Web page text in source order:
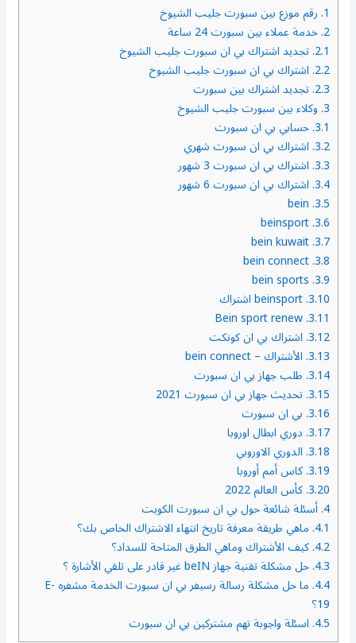
1. رقم موزع بين سبورت جليب الشيوخ
2. خدمة عملاء بين سبورت 24 ساعة
2.1. تجديد اشتراك بي ان سبورت جليب الشيوخ
2.2. اشتراك بي ان سبورت جليب الشيوخ
2.3. تجديد اشتراك بين سبورت
3. وكلاء بين سبورت جليب الشيوخ
3.1. حسابي بي ان سبورت
3.2. اشتراك بي ان سبورت شهري
3.3. اشتراك بي ان سبورت 3 شهور
3.4. اشتراك بي ان سبورت 6 شهور
3.5.
3.6.
beinsport
3.7.
bein kuwait
3.8.
bein connect
3.9.
3.10. beinsport اشتراك
3.11.
Bein sport renew
3.12. اشتراك بي ان كونكت
3.13. الأشتراك – bein connect
3.14. طلب جهاز بي ان سبورت
3.15. تحديث جهاز بي ان سبورت 2021
3.16. بي ان سبورت
3.17. دوري ابطال اوروبا
3.18. الدوري الاوروبي
3.19. كاس أمم أوروبا
3.20. كأس العالم 2022
4. أسئلة شائعة حول بي ان سبورت الكويت
4.1. ماهي طريقة معرفة تاريخ انتهاء الاشتراك الخاص بك؟
4.2. كيف الأشتراك وماهي الطرق المتاحة للسداد؟
4.3. حل مشكلة تقنية جهاز beIN غير قادر على تلقي الأشارة ؟
4.4.
ما حل مشكلة رسالة رسيفر بي ان سبورت الخدمة مشفره E-
19؟
4.5. اسئلة واجوبة تهم مشتركين بي ان سبورت